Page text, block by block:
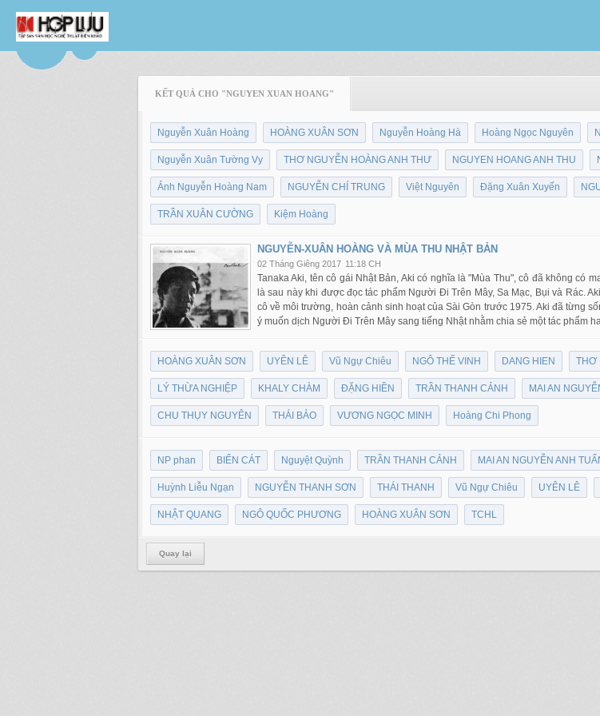
KẾT QUẢ CHO "NGUYEN XUAN HOANG"
Nguyễn Xuân Hoàng HOÀNG XUÂN SƠN Nguyễn Hoàng Hà Hoàng Ngọc Nguyên
Nguyễn Xuân Tường Vy THƠ NGUYỄN HOÀNG ANH THƯ NGUYEN HOANG ANH THU
Ảnh Nguyễn Hoàng Nam NGUYỄN CHÍ TRUNG Việt Nguyên Đặng Xuân Xuyến
TRẦN XUÂN CƯỜNG Kiệm Hoàng
NGUYỄN-XUÂN HOÀNG VÀ MÙA THU NHẬT BẢN
02 Tháng Giêng 2017 11:18 CH
Tanaka Aki, tên cô gái Nhật Bản, Aki có nghĩa là "Mùa Thu", cô đã không có
là sau này khi được đọc tác phẩm Người Đi Trên Mây, Sa Mạc, Bụi và Rác.
cô về môi trường, hoàn cảnh sinh hoạt của Sài Gòn trước 1975. Aki đã từng
ý muốn dịch Người Đi Trên Mây sang tiếng Nhật nhằm chia sẻ một tác phẩm
HOÀNG XUÂN SƠN UYÊN LÊ Vũ Ngự Chiêu NGÔ THẾ VINH DANG HIEN THƠ
LÝ THỪA NGHIỆP KHALY CHÀM ĐẶNG HIỀN TRẦN THANH CẢNH MAI AN
CHU THỤY NGUYÊN THÁI BẢO VƯƠNG NGỌC MINH Hoàng Chi Phong
NP phan BIỂN CÁT Nguyệt Quỳnh TRẦN THANH CẢNH MAI AN NGUYỄN ANH
Huỳnh Liễu Ngạn NGUYỄN THANH SƠN THÁI THANH Vũ Ngự Chiêu UYÊN LÊ
NHẬT QUANG NGÔ QUỐC PHƯƠNG HOÀNG XUÂN SƠN TCHL
Quay lại